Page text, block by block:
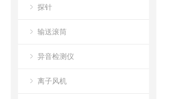
探针
输送滚筒
异音检测仪
离子风机